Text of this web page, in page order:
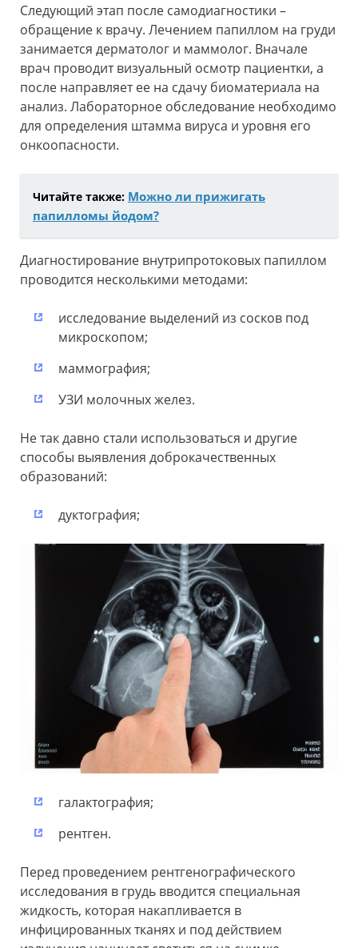
Следующий этап после самодиагностики –
обращение к врачу. Лечением папиллом на груди
занимается дерматолог и маммолог. Вначале
врач проводит визуальный осмотр пациентки, а
после направляет ее на сдачу биоматериала на
анализ. Лабораторное обследование необходимо
для определения штамма вируса и уровня его
онкоопасности.
Читайте также: Можно ли прижигать
папилломы йодом?
Диагностирование внутрипротоковых папиллом
проводится несколькими методами:
исследование выделений из сосков под
микроскопом;
маммография;
УЗИ молочных желез.
Не так давно стали использоваться и другие
способы выявления доброкачественных
образований:
дуктография;
галактография;
рентген.
Перед проведением рентгенографического
исследования в грудь вводится специальная
жидкость, которая накапливается в
инфицированных тканях и под действием